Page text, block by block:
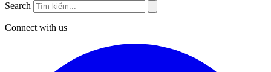
Search
Connect with us